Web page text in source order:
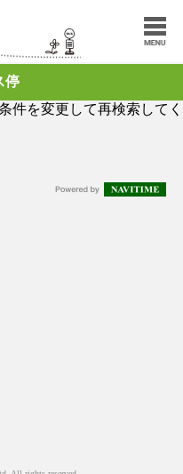
停
件を変更して再検索してく